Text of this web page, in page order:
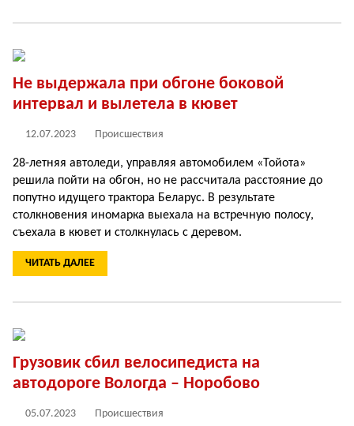
Не выдержала при обгоне боковой
интервал и вылетела в кювет
12.07.2023 Происшествия
28-летняя автоледи, управляя автомобилем «Тойота»
решила пойти на обгон, но не рассчитала расстояние до
попутно идущего трактора Беларус. В результате
столкновения иномарка выехала на встречную полосу,
съехала в кювет и столкнулась с деревом.
ЧИТАТЬ ДАЛЕЕ
Грузовик сбил велосипедиста на
автодороге Вологда – Норобово
05.07.2023 Происшествия